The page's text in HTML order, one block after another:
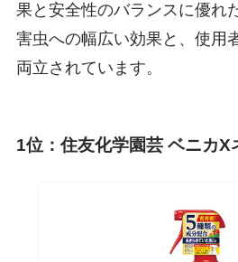
果と安全性のバランスに優れ
害虫への幅広い効果と、使用
両立されています。
1位：住友化学園芸 ベニカX